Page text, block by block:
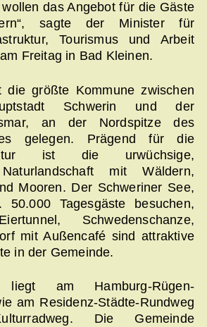
das Angebot für die Gäste
sagte der Minister für
Tourismus und Arbeit
Freitag in Bad Kleinen.
die größte Kommune zwischen
Schwerin und der
an der Nordspitze des
gelegen. Prägend für die
ist die urwüchsige,
mit Wäldern,
Mooren. Der Schweriner See,
Tagesgäste besuchen,
Schwedenschanze,
mit Außencafé sind attraktive
in der Gemeinde.
am Hamburg-Rügen-
am Residenz-Städte-Rundweg
Die Gemeinde